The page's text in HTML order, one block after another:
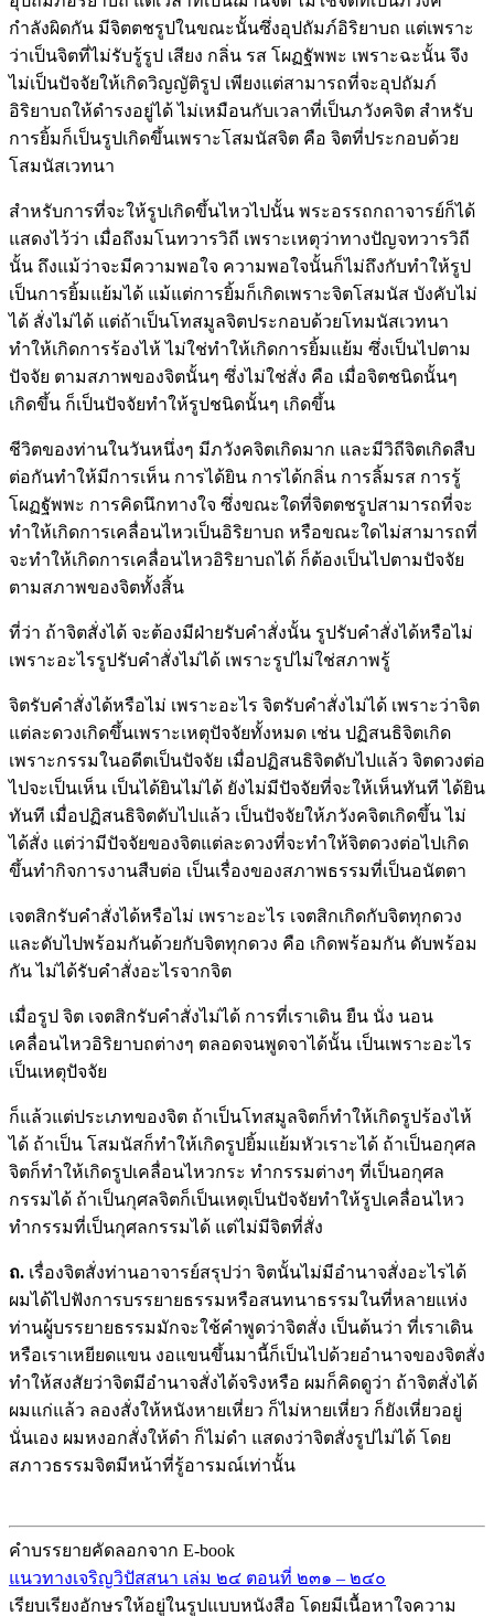
กำลังผิดกัน มีจิตตชรูปในขณะนั้นซึ่งอุปถัมภ์อิริยาบถ แต่เพราะ
ว่าเป็นจิตที่ไม่รับรู้รูป เสียง กลิ่น รส โผฏฐัพพะ เพราะฉะนั้น จึง
ไม่เป็นปัจจัยให้เกิดวิญญัติรูป เพียงแต่สามารถที่จะอุปถัมภ์
อิริยาบถให้ดำรงอยู่ได้ ไม่เหมือนกับเวลาที่เป็นภวังคจิต สำหรับ
การยิ้มก็เป็นรูปเกิดขึ้นเพราะโสมนัสจิต คือ จิตที่ประกอบด้วย
โสมนัสเวทนา
สำหรับการที่จะให้รูปเกิดขึ้นไหวไปนั้น พระอรรถกถาจารย์ก็ได้
แสดงไว้ว่า เมื่อถึงมโนทวารวิถี เพราะเหตุว่าทางปัญจทวารวิถี
นั้น ถึงแม้ว่าจะมีความพอใจ ความพอใจนั้นก็ไม่ถึงกับทำให้รูป
เป็นการยิ้มแย้มได้ แม้แต่การยิ้มก็เกิดเพราะจิตโสมนัส บังคับไม่
ได้ สั่งไม่ได้ แต่ถ้าเป็นโทสมูลจิตประกอบด้วยโทมนัสเวทนา
ทำให้เกิดการร้องไห้ ไม่ใช่ทำให้เกิดการยิ้มแย้ม ซึ่งเป็นไปตาม
ปัจจัย ตามสภาพของจิตนั้นๆ ซึ่งไม่ใช่สั่ง คือ เมื่อจิตชนิดนั้นๆ
เกิดขึ้น ก็เป็นปัจจัยทำให้รูปชนิดนั้นๆ เกิดขึ้น
ชีวิตของท่านในวันหนึ่งๆ มีภวังคจิตเกิดมาก และมีวิถีจิตเกิดสืบ
ต่อกันทำให้มีการเห็น การได้ยิน การได้กลิ่น การลิ้มรส การรู้
โผฏฐัพพะ การคิดนึกทางใจ ซึ่งขณะใดที่จิตตชรูปสามารถที่จะ
ทำให้เกิดการเคลื่อนไหวเป็นอิริยาบถ หรือขณะใดไม่สามารถที่
จะทำให้เกิดการเคลื่อนไหวอิริยาบถได้ ก็ต้องเป็นไปตามปัจจัย
ตามสภาพของจิตทั้งสิ้น
ที่ว่า ถ้าจิตสั่งได้ จะต้องมีฝ่ายรับคำสั่งนั้น รูปรับคำสั่งได้หรือไม่
เพราะอะไรรูปรับคำสั่งไม่ได้ เพราะรูปไม่ใช่สภาพรู้
จิตรับคำสั่งได้หรือไม่ เพราะอะไร จิตรับคำสั่งไม่ได้ เพราะว่าจิต
แต่ละดวงเกิดขึ้นเพราะเหตุปัจจัยทั้งหมด เช่น ปฏิสนธิจิตเกิด
เพราะกรรมในอดีตเป็นปัจจัย เมื่อปฏิสนธิจิตดับไปแล้ว จิตดวงต่อ
ไปจะเป็นเห็น เป็นได้ยินไม่ได้ ยังไม่มีปัจจัยที่จะให้เห็นทันที ได้ยิน
ทันที เมื่อปฏิสนธิจิตดับไปแล้ว เป็นปัจจัยให้ภวังคจิตเกิดขึ้น ไม่
ได้สั่ง แต่ว่ามีปัจจัยของจิตแต่ละดวงที่จะทำให้จิตดวงต่อไปเกิด
ขึ้นทำกิจการงานสืบต่อ เป็นเรื่องของสภาพธรรมที่เป็นอนัตตา
เจตสิกรับคำสั่งได้หรือไม่ เพราะอะไร เจตสิกเกิดกับจิตทุกดวง
และดับไปพร้อมกันด้วยกับจิตทุกดวง คือ เกิดพร้อมกัน ดับพร้อม
กัน ไม่ได้รับคำสั่งอะไรจากจิต
เมื่อรูป จิต เจตสิกรับคำสั่งไม่ได้ การที่เราเดิน ยืน นั่ง นอน
เคลื่อนไหวอิริยาบถต่างๆ ตลอดจนพูดจาได้นั้น เป็นเพราะอะไร
เป็นเหตุปัจจัย
ก็แล้วแต่ประเภทของจิต ถ้าเป็นโทสมูลจิตก็ทำให้เกิดรูปร้องไห้
ได้ ถ้าเป็น โสมนัสก็ทำให้เกิดรูปยิ้มแย้มหัวเราะได้ ถ้าเป็นอกุศล
จิตก็ทำให้เกิดรูปเคลื่อนไหวกระ ทำกรรมต่างๆ ที่เป็นอกุศล
กรรมได้ ถ้าเป็นกุศลจิตก็เป็นเหตุเป็นปัจจัยทำให้รูปเคลื่อนไหว
ทำกรรมที่เป็นกุศลกรรมได้ แต่ไม่มีจิตที่สั่ง
ถ. เรื่องจิตสั่งท่านอาจารย์สรุปว่า จิตนั้นไม่มีอำนาจสั่งอะไรได้
ผมได้ไปฟังการบรรยายธรรมหรือสนทนาธรรมในที่หลายแห่ง
ท่านผู้บรรยายธรรมมักจะใช้คำพูดว่าจิตสั่ง เป็นต้นว่า ที่เราเดิน
หรือเราเหยียดแขน งอแขนขึ้นมานี้ก็เป็นไปด้วยอำนาจของจิตสั่ง
ทำให้สงสัยว่าจิตมีอำนาจสั่งได้จริงหรือ ผมก็คิดดูว่า ถ้าจิตสั่งได้
ผมแก่แล้ว ลองสั่งให้หนังหายเหี่ยว ก็ไม่หายเหี่ยว ก็ยังเหี่ยวอยู่
นั่นเอง ผมหงอกสั่งให้ดำ ก็ไม่ดำ แสดงว่าจิตสั่งรูปไม่ได้ โดย
สภาวธรรมจิตมีหน้าที่รู้อารมณ์เท่านั้น
คำบรรยายคัดลอกจาก E-book
แนวทางเจริญวิปัสสนา เล่ม ๒๔ ตอนที่ ๒๓๑ – ๒๔๐
เรียบเรียงอักษรให้อยู่ในรูปแบบหนังสือ โดยมีเนื้อหาใจความ